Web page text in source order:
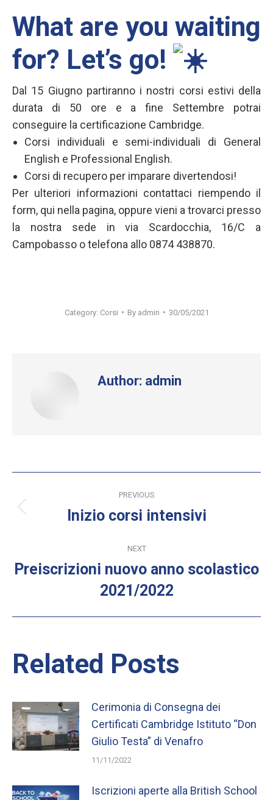
What are you waiting
for? Let’s go!
Dal 15 Giugno partiranno i nostri corsi estivi della
durata di 50 ore e a fine Settembre potrai
conseguire la certificazione Cambridge.
Corsi individuali e semi-individuali di General
English e Professional English.
Corsi di recupero per imparare divertendosi!
Per ulteriori informazioni contattaci riempendo il
form, qui nella pagina, oppure vieni a trovarci presso
la nostra sede in via Scardocchia, 16/C a
Campobasso o telefona allo 0874 438870.
Category: Corsi By admin 30/05/2021
Author: admin
navigation
PREVIOUS
Previous
Inizio corsi intensivi
NEXT
Next
post:
Preiscrizioni nuovo anno scolastico
2021/2022
Related Posts
Cerimonia di Consegna dei
Certificati Cambridge Istituto “Don
Giulio Testa” di Venafro
11/11/2022
Iscrizioni aperte alla British School